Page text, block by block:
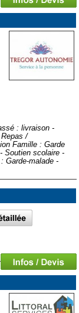
: livraison -
/
Famille : Garde
Soutien scolaire -
Garde-malade -